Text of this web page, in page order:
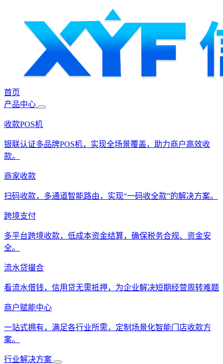
首页
产品中心
收款POS机
银联认证多品牌POS机，实现全场景覆盖，助力商户高效收
款。
商家收款
扫码收款，多通道智能路由，实现“一码收全款”的解决方案。
跨境支付
多平台跨境收款，低成本资金结算，确保税务合规、资金安
全。
流水贷撮合
看流水借钱，信用贷无需抵押，为企业解决短期经营周转难题
商户赋能中心
一站式拥有，满足各行业所需，定制场景化智能门店收款方
案。
行业解决方案